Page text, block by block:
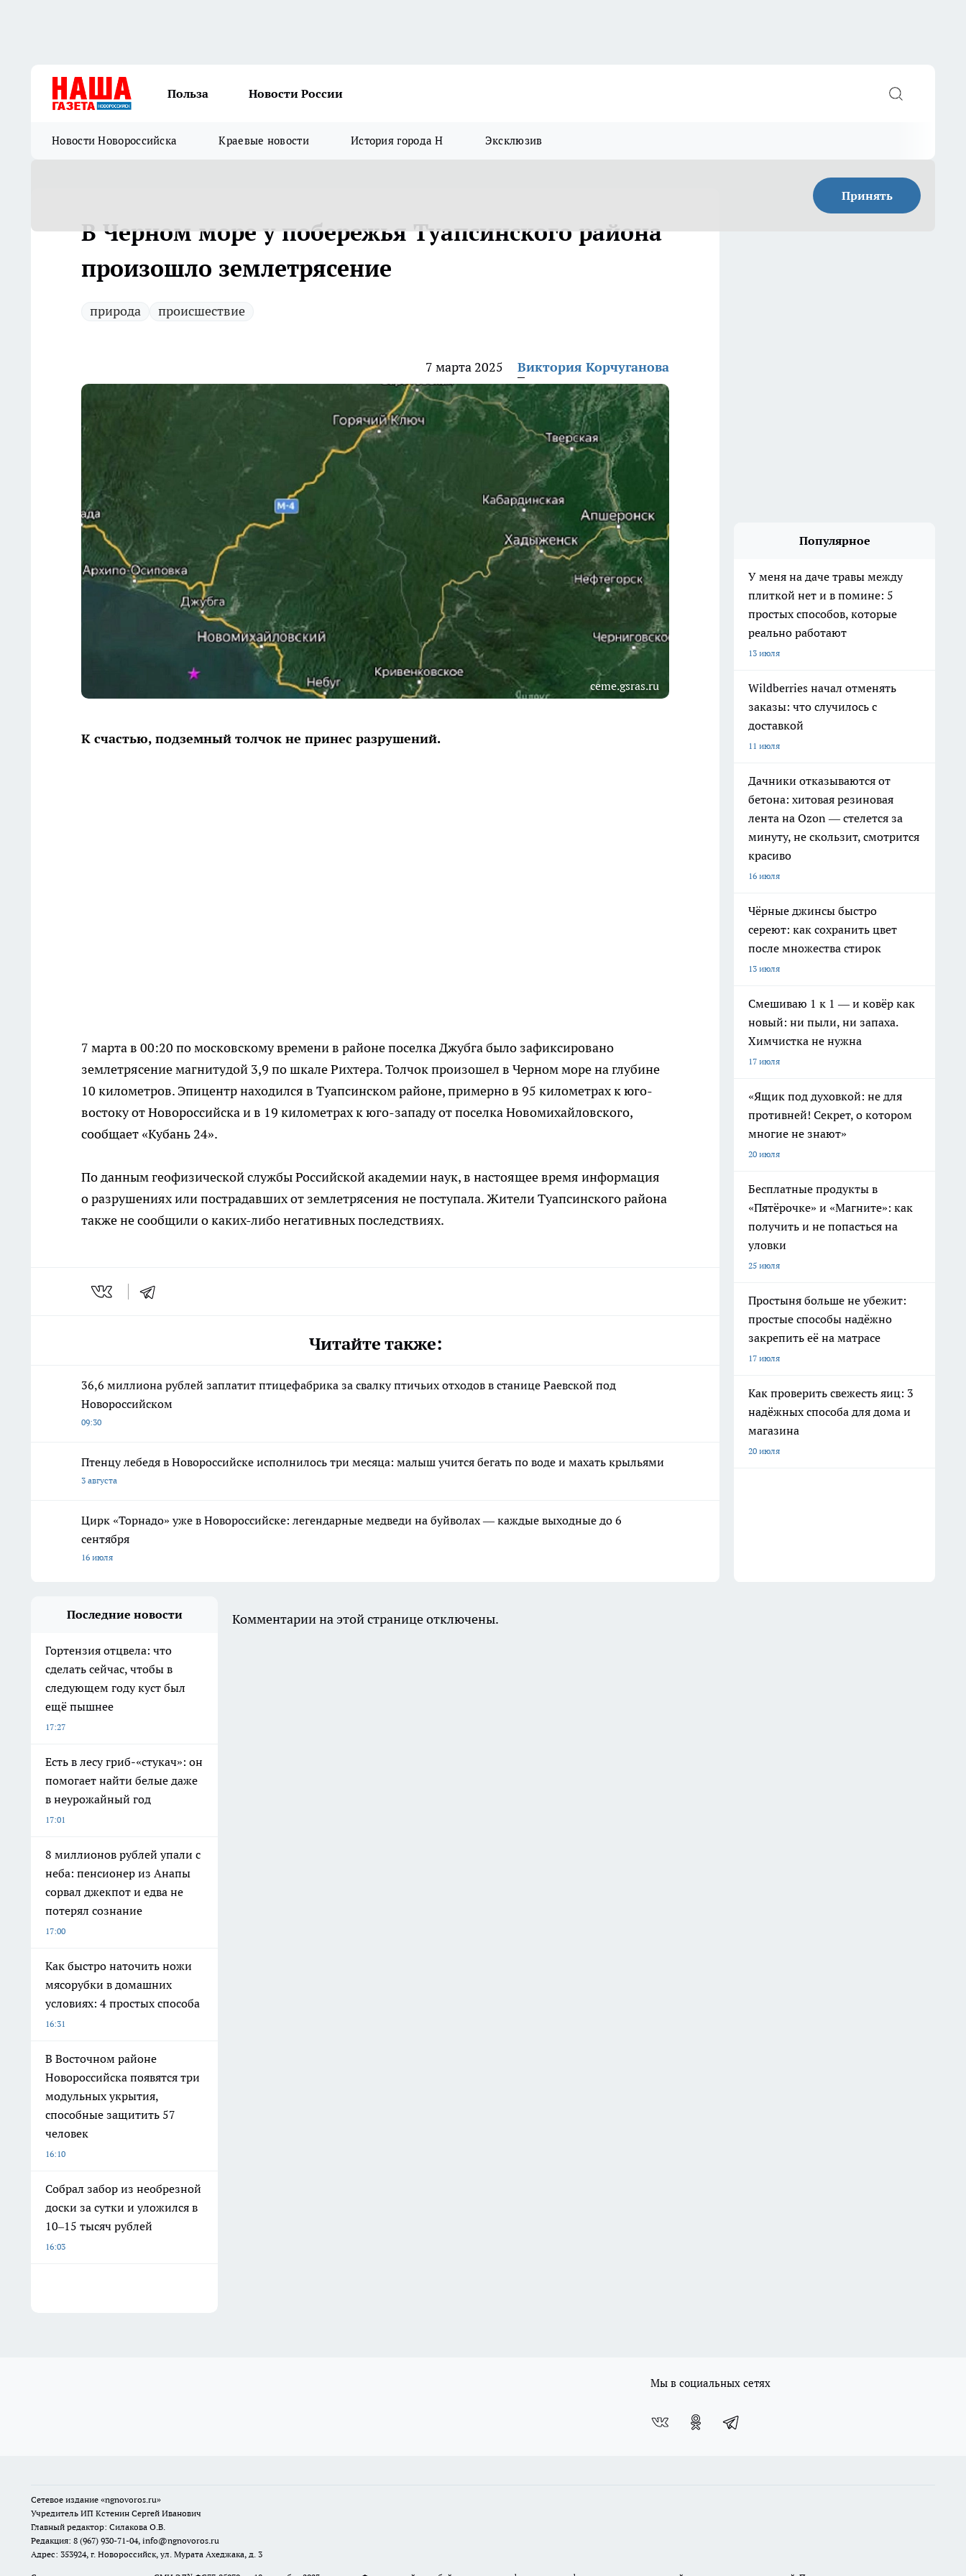
Польза Новости России
Новости Новороссийска Краевые новости История города Н Эксклюзив
Принять
В Черном море у побережья Туапсинского района
произошло землетрясение
природа происшествие
7 марта 2025 Виктория Корчуганова
ceme.gsras.ru
К счастью, подземный толчок не принес разрушений.
7 марта в 00:20 по московскому времени в районе поселка Джубга было зафиксировано
землетрясение магнитудой 3,9 по шкале Рихтера. Толчок произошел в Черном море на глубине
10 километров. Эпицентр находился в Туапсинском районе, примерно в 95 километрах к юго-
востоку от Новороссийска и в 19 километрах к юго-западу от поселка Новомихайловского,
сообщает «Кубань 24».
По данным геофизической службы Российской академии наук, в настоящее время информация
о разрушениях или пострадавших от землетрясения не поступала. Жители Туапсинского района
также не сообщили о каких-либо негативных последствиях.
Читайте также:
36,6 миллиона рублей заплатит птицефабрика за свалку птичьих отходов в станице Раевской под
Новороссийском
09:30
Птенцу лебедя в Новороссийске исполнилось три месяца: малыш учится бегать по воде и махать крыльями
3 августа
Цирк «Торнадо» уже в Новороссийске: легендарные медведи на буйволах — каждые выходные до 6
сентября
16 июля
Популярное
У меня на даче травы между
плиткой нет и в помине: 5
простых способов, которые
реально работают
13 июля
Wildberries начал отменять
заказы: что случилось с
доставкой
11 июля
Дачники отказываются от
бетона: хитовая резиновая
лента на Ozon — стелется за
минуту, не скользит, смотрится
красиво
16 июля
Чёрные джинсы быстро
сереют: как сохранить цвет
после множества стирок
13 июля
Смешиваю 1 к 1 — и ковёр как
новый: ни пыли, ни запаха.
Химчистка не нужна
17 июля
«Ящик под духовкой: не для
противней! Секрет, о котором
многие не знают»
20 июля
Бесплатные продукты в
«Пятёрочке» и «Магните»: как
получить и не попасться на
уловки
25 июля
Простыня больше не убежит:
простые способы надёжно
закрепить её на матрасе
17 июля
Как проверить свежесть яиц: 3
надёжных способа для дома и
магазина
20 июля
Последние новости
Гортензия отцвела: что
сделать сейчас, чтобы в
следующем году куст был
ещё пышнее
17:27
Есть в лесу гриб-«стукач»: он
помогает найти белые даже
в неурожайный год
17:01
8 миллионов рублей упали с
неба: пенсионер из Анапы
сорвал джекпот и едва не
потерял сознание
17:00
Как быстро наточить ножи
мясорубки в домашних
условиях: 4 простых способа
16:31
В Восточном районе
Новороссийска появятся три
модульных укрытия,
способные защитить 57
человек
16:10
Собрал забор из необрезной
доски за сутки и уложился в
10–15 тысяч рублей
16:03
Комментарии на этой странице отключены.
Мы в социальных сетях
Сетевое издание «ngnovoros.ru»
Учредитель ИП Кстенин Сергей Иванович
Главный редактор: Силакова О.В.
Редакция: 8 (967) 930-71-04, info@ngnovoros.ru
Адрес: 353924, г. Новороссийск, ул. Мурата Ахеджака, д. 3